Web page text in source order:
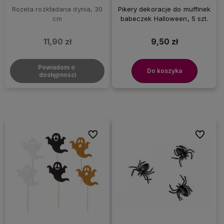
Rozeta rozkładana dynia, 30
cm
11,90 zł
Powiadom o
dostępności
Pikery dekoracje do muffinek
babeczek Halloween, 5 szt.
9,50 zł
Do koszyka
Do ulubionych Do